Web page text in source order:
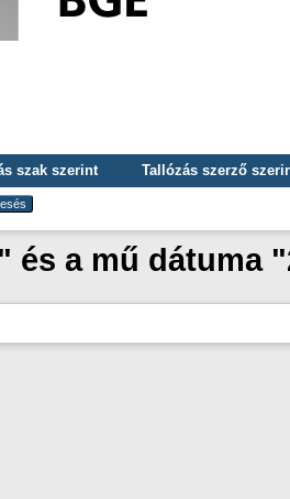
szak szerint Tallózás szerző
és a mű dátuma